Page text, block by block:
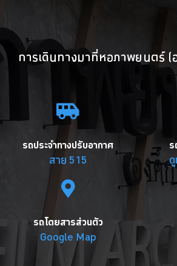
การเดินทางมาที่หอภาพยนตร์
รถประจำทางปรับอากาศ
สาย 515
รถโดยสารส่วนตัว
Google Map